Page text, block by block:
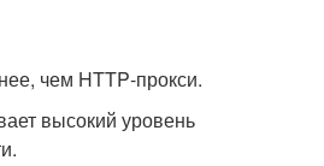
чем HTTP‑прокси.
высокий уровень